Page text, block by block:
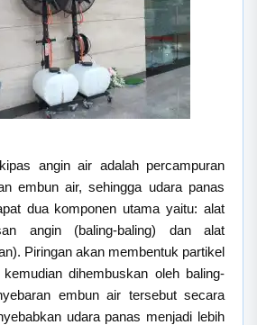
angin air adalah percampuran
embun air, sehingga udara panas
dua komponen utama yaitu: alat
angin (baling-baling) dan alat
Piringan akan membentuk partikel
dihembuskan oleh baling-
embun air tersebut secara
udara panas menjadi lebih